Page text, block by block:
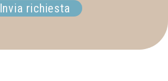
Invia richiesta